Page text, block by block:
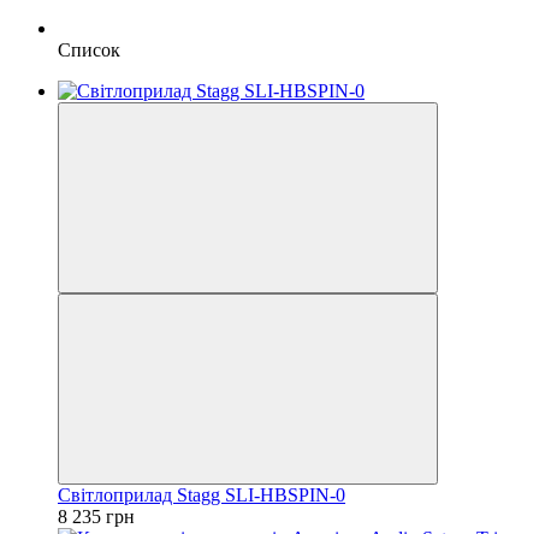
Список
Світлоприлад Stagg SLI-HBSPIN-0
8 235 грн